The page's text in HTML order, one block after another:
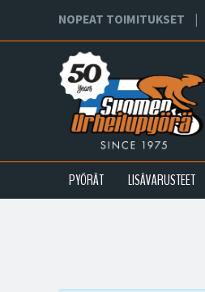
NOPEAT TOIMITUKSET
PYÖRÄT LISÄVARUSTEET